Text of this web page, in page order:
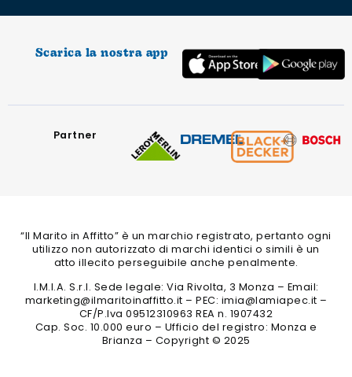
Scarica la nostra app
Partner
“Il Marito in Affitto” è un marchio registrato, pertanto ogni
utilizzo non autorizzato di marchi identici o simili è un
atto illecito perseguibile anche penalmente.
I.M.I.A. S.r.l. Sede legale: Via Rivolta, 3 Monza – Email:
marketing@ilmaritoinaffitto.it – PEC: imia@lamiapec.it –
CF/P.Iva 09512310963 REA n. 1907432
Cap. Soc. 10.000 euro – Ufficio del registro: Monza e
Brianza – Copyright © 2025